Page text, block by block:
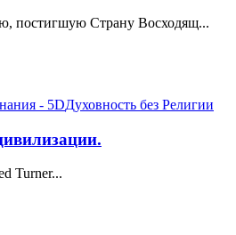
Страну Восходящ...
- 5DДуховность без Религии
Turner...